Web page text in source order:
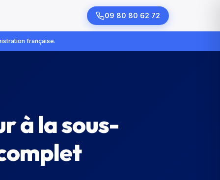
09 80 80 62 72
française.
à la sous-